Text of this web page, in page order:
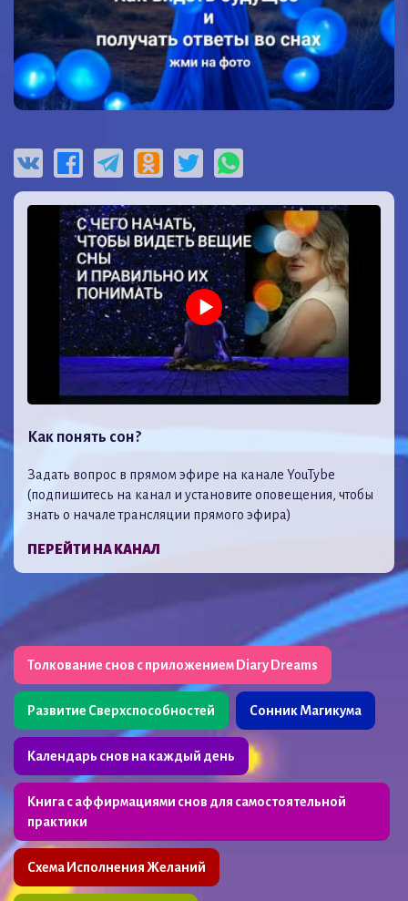
Как понять сон?
Задать вопрос в прямом эфире на канале YouTybe
(подпишитесь на канал и установите оповещения, чтобы
знать о начале трансляции прямого эфира)
ПЕРЕЙТИ НА КАНАЛ
Толкование снов с приложением Diary Dreams
Развитие Сверхспособностей Сонник Магикума
Календарь снов на каждый день
Книга с аффирмациями снов для самостоятельной
практики
Схема Исполнения Желаний